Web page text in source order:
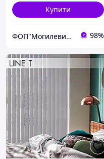
Купити
ФОП"Могилевич І О" 98%